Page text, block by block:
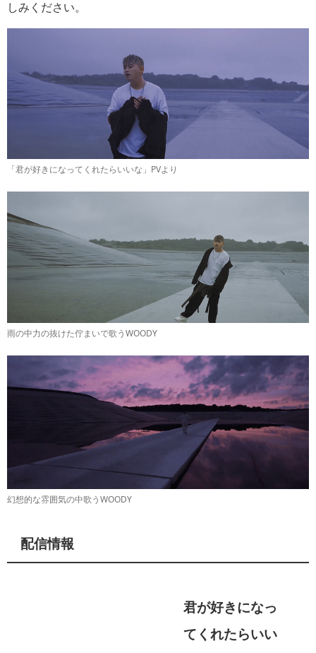
しみください。
「君が好きになってくれたらいいな」PVより
雨の中力の抜けた佇まいで歌うWOODY
幻想的な雰囲気の中歌うWOODY
配信情報
君が好きになっ
てくれたらいい